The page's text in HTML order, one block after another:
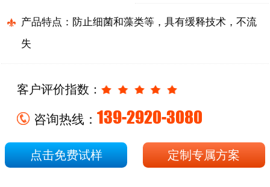
产品特点：防止细菌和藻类等，具有缓释技术，不流
失
客户评价指数：
咨询热线： 139-2920-3080
点击免费试样 定制专属方案